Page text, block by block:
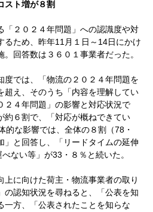
スト増が８割
２０２４年問題」への認識度や対
るため、昨年11月１日～14日にかけ
回答数は３６０１事業者だった。
では、「物流の２０２４年問題を
超え、そのうち「内容を理解してい
２４年問題」の影響と対応状況で
約６割で、「対応が概ねできてい
的な影響では、全体の８割（78・
」と回答し、「リードタイムの延伸
ない等」が33・８％と続いた。
に向けた荷主・物流事業者の取り
の認知状況を尋ねると、「公表を知
一方、「公表されたことを知らな